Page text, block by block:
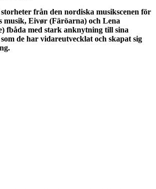
från den nordiska musikscenen för
musik, Eivør (Färöarna) och Lena
fbåda med stark anknytning till sina
de har vidareutvecklat och skapat sig